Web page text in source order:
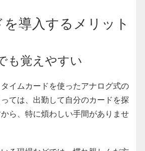
導入するメリット
も覚えやすい
イムカードを使ったアナログ式の
ては、出勤して自分のカードを探
ら、特に煩わしい手間がありませ